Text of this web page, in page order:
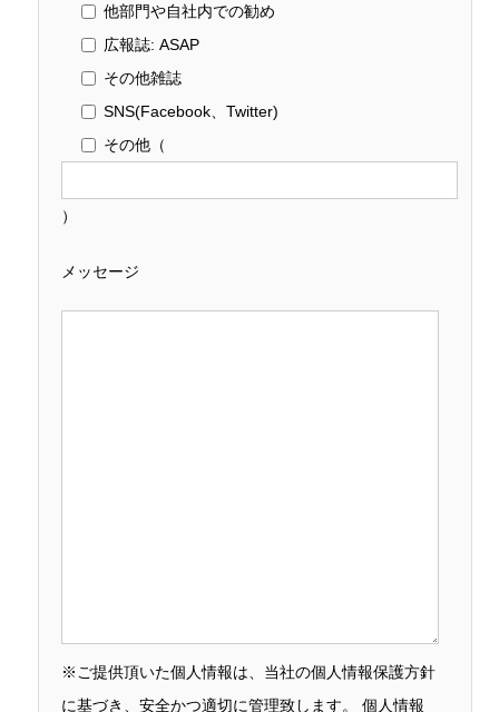
他部門や自社内での勧め
広報誌: ASAP
その他雑誌
SNS(Facebook、Twitter)
その他 （
）
メッセージ
※ご提供頂いた個人情報は、当社の個人情報保護方針
に基づき、安全かつ適切に管理致します。 個人情報